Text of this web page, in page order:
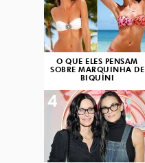
O QUE ELES PENSAM
SOBRE MARQUINHA DE
BIQUÍNI
4